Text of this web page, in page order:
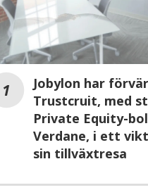
Jobylon har
Trustcruit, med
Private Equity-
Verdane, i ett
sin tillväxtresa